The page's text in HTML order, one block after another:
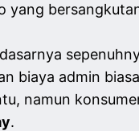
yang
biaya admin
namun
.